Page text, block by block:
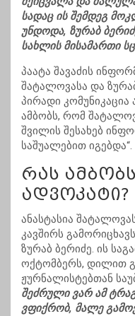
სადაც ის შემდეგ
უნდოდა, ზურაბ
სახლის მისამართი
პაატა შავაძის
შატალოვასა და
პირადი
ამბობს, რომ
შვილის შესახებ
საშუალებით იგებდა“.
რას
ადვოკატი?
ანასტასია
კავშირს
ზურაბ ბერიძე. ის
ოქტომბერს, დილით
ჟურნალისტებთან
შეძრული ვარ ამ
ვფიქრობ, მალე